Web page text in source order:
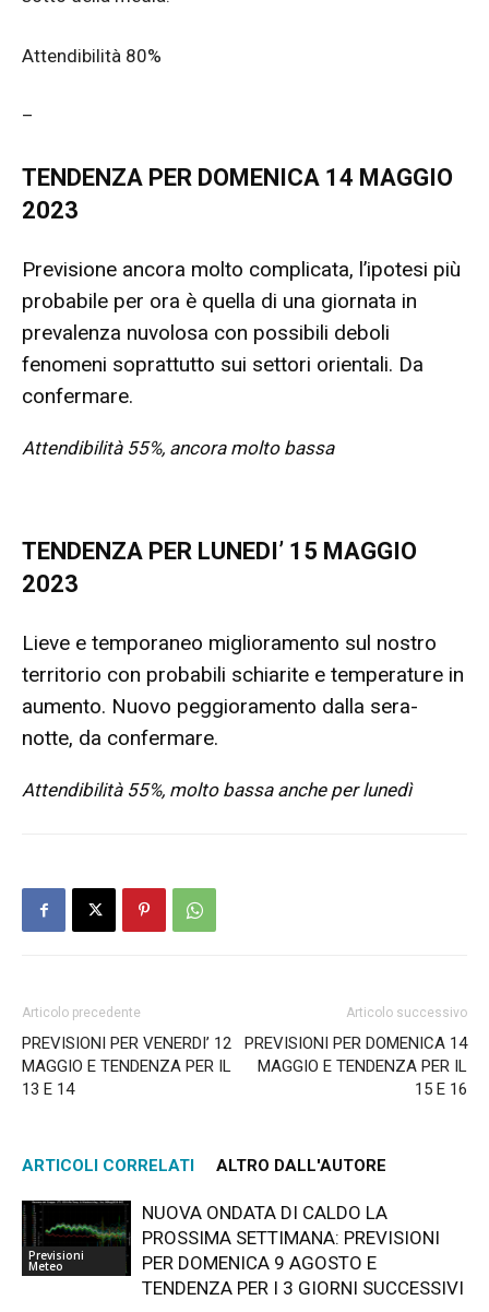
Attendibilità 80%
–
TENDENZA PER DOMENICA 14 MAGGIO
2023
Previsione ancora molto complicata, l’ipotesi più
probabile per ora è quella di una giornata in
prevalenza nuvolosa con possibili deboli
fenomeni soprattutto sui settori orientali. Da
confermare.
Attendibilità 55%, ancora molto bassa
TENDENZA PER LUNEDI’ 15 MAGGIO
2023
Lieve e temporaneo miglioramento sul nostro
territorio con probabili schiarite e temperature in
aumento. Nuovo peggioramento dalla sera-
notte, da confermare.
Attendibilità 55%, molto bassa anche per lunedì
Articolo precedente
PREVISIONI PER VENERDI’ 12
MAGGIO E TENDENZA PER IL
13 E 14
Articolo successivo
PREVISIONI PER DOMENICA 14
MAGGIO E TENDENZA PER IL
15 E 16
ARTICOLI CORRELATI ALTRO DALL'AUTORE
Previsioni
Meteo
NUOVA ONDATA DI CALDO LA
PROSSIMA SETTIMANA: PREVISIONI
PER DOMENICA 9 AGOSTO E
TENDENZA PER I 3 GIORNI SUCCESSIVI